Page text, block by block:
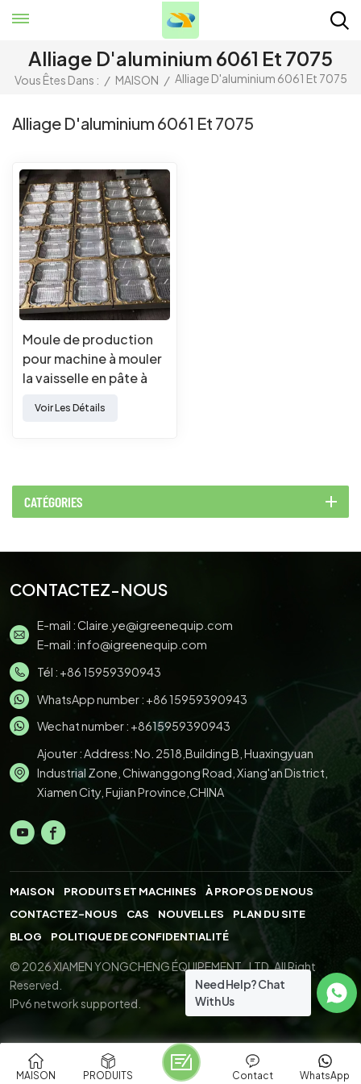
Alliage D'aluminium 6061 Et 7075
Vous Êtes Dans : / MAISON / Alliage D'aluminium 6061 Et 7075
Alliage D'aluminium 6061 Et 7075
Moule de production
pour machine à mouler
la vaisselle en pâte à
Voir Les Détails
CATÉGORIES
CONTACTEZ-NOUS
E-mail :Claire.ye@igreenequip.com
E-mail :info@igreenequip.com
Tél : +86 15959390943
WhatsApp number : +86 15959390943
Wechat number : +8615959390943
Ajouter : Address: No. 2518,Building B, Huaxingyuan
Industrial Zone, Chiwanggong Road, Xiang'an District,
Xiamen City, Fujian Province,CHINA
MAISON PRODUITS ET MACHINES
À PROPOS DE NOUS
CONTACTEZ-NOUS
CAS NOUVELLES
PLAN DU SITE
BLOG
POLITIQUE DE CONFIDENTIALITÉ
© 2026 XIAMEN YONGCHENG ÉQUIPEMENT., LTD. All Right
Reserved.
IPv6 network supported.
MAISON PRODUITS WhatsApp
Contact
Need Help? Chat
With Us